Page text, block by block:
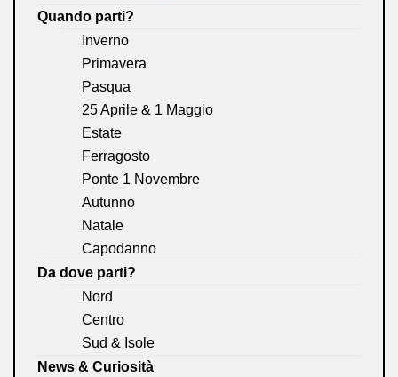
Quando parti?
Inverno
Primavera
Pasqua
25 Aprile & 1 Maggio
Estate
Ferragosto
Ponte 1 Novembre
Autunno
Natale
Capodanno
Da dove parti?
Nord
Centro
Sud & Isole
News & Curiosità